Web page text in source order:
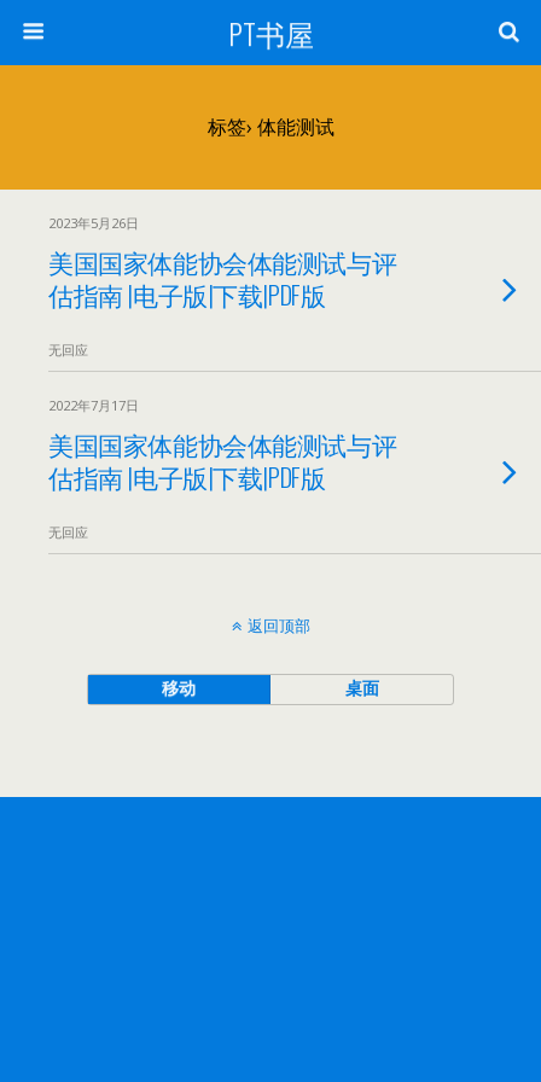
PT书屋
标签› 体能测试
2023年5月26日
美国国家体能协会体能测试与评
估指南 |电子版|下载|PDF版
无回应
2022年7月17日
美国国家体能协会体能测试与评
估指南 |电子版|下载|PDF版
无回应
返回顶部
移动 桌面